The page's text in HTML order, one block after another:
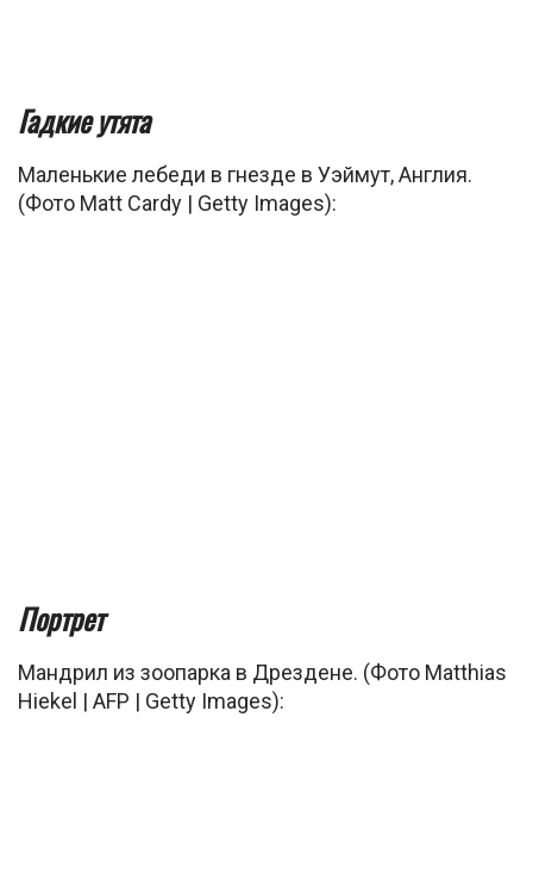
Гадкие утята
Маленькие лебеди в гнезде в Уэймут, Англия.
(Фото Matt Cardy | Getty Images):
Портрет
Мандрил из зоопарка в Дрездене. (Фото Matthias
Hiekel | AFP | Getty Images):